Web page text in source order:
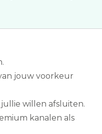
jouw voorkeur
willen afsluiten.
kanalen als